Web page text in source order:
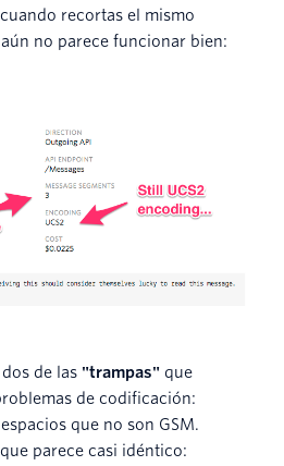
recortas el mismo
no parece funcionar bien:
de las "trampas" que
de codificación:
que no son GSM.
parece casi idéntico: